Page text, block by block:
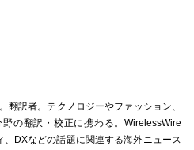
翻訳者。テクノロジーやファッション、
の翻訳・校正に携わる。WirelessWire
DXなどの話題に関連する海外ニュース